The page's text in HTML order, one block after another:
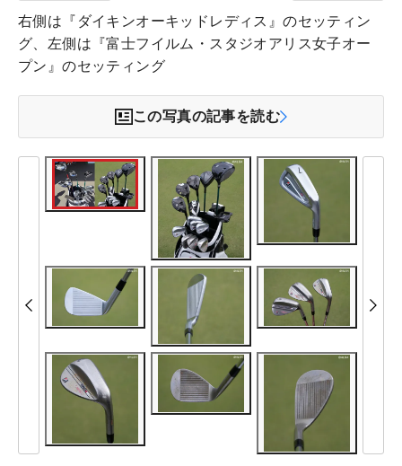
右側は『ダイキンオーキッドレディス』のセッティン
グ、左側は『富士フイルム・スタジオアリス女子オー
プン』のセッティング
この写真の記事を読む